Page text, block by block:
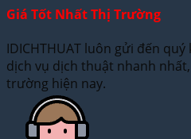
Giá Tốt Nhất Thị Trường
IDICHTHUAT luôn gửi đến
dịch vụ dịch thuật nhanh
trường hiện nay.